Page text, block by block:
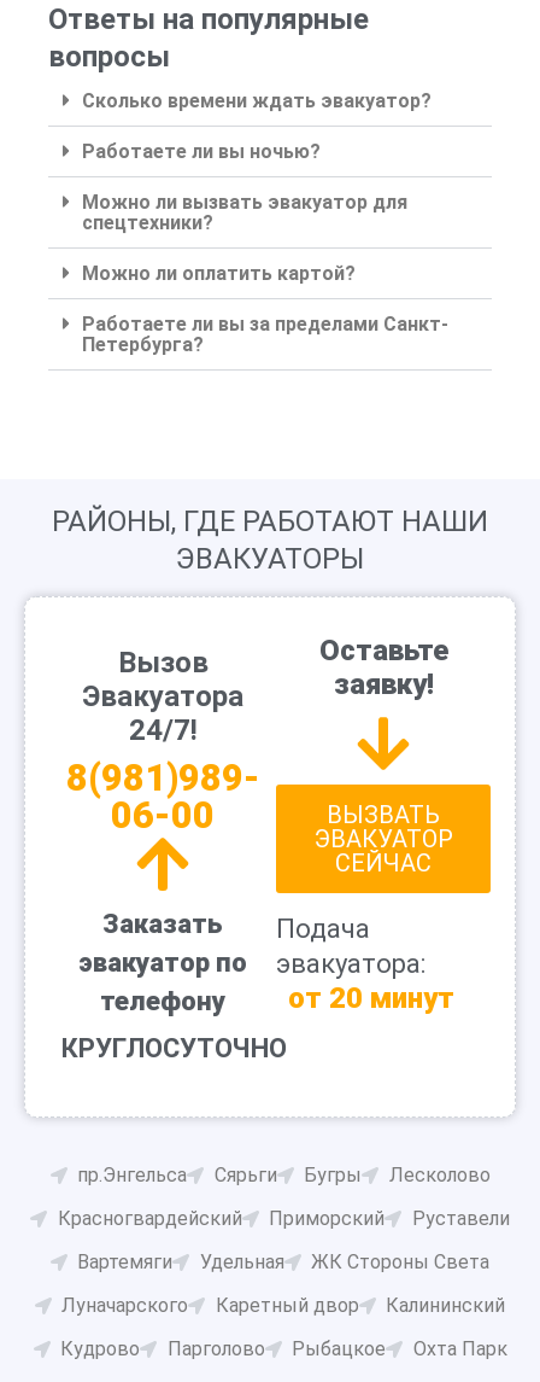
Ответы на популярные
вопросы
Сколько времени ждать эвакуатор?
Работаете ли вы ночью?
Можно ли вызвать эвакуатор для
спецтехники?
Можно ли оплатить картой?
Работаете ли вы за пределами Санкт-
Петербурга?
РАЙОНЫ, ГДЕ РАБОТАЮТ НАШИ
ЭВАКУАТОРЫ
Вызов
Эвакуатора
24/7!
8(981)989-
06-00
Заказать
эвакуатор по
телефону
КРУГЛОСУТОЧНО
Оставьте
заявку!
ВЫЗВАТЬ
ЭВАКУАТОР
СЕЙЧАС
Подача
эвакуатора:
от 20 минут
пр.Энгельса Сярьги Бугры
Лесколово
Красногвардейский
Приморский
Руставели
Вартемяги
Удельная
ЖК Стороны Света
Луначарского
Каретный двор
Калининский
Кудрово
Парголово Рыбацкое
Охта Парк